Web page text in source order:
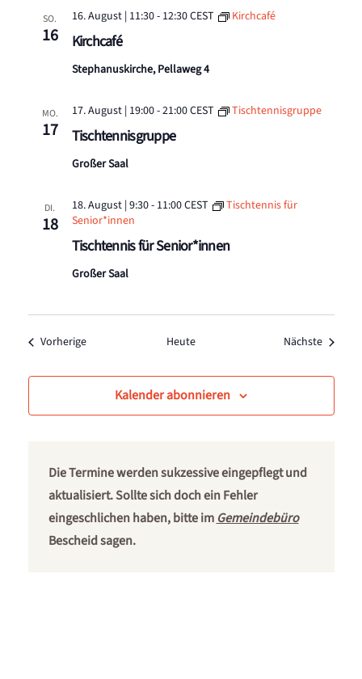
SO.
16 Kirchcafé
16. August | 11:30- 12:30CEST Kirchcafé
Stephanuskirche, Pellaweg 4
MO.
17 Tischtennisgruppe
17. August | 19:00-21:00CEST Tischtennisgruppe
Großer Saal
DI.
18
Tischtennis für Senior*innen
18. August | 9:30- 11:00CEST
Tischtennis für
Senior*innen
Großer Saal
VorherigeVeranstaltungen Heute Nächste
Kalender abonnieren
Die Termine werden sukzessive eingepflegt und
aktualisiert. Sollte sich doch ein Fehler
eingeschlichen haben, bitte im Gemeindebüro
Bescheid sagen.